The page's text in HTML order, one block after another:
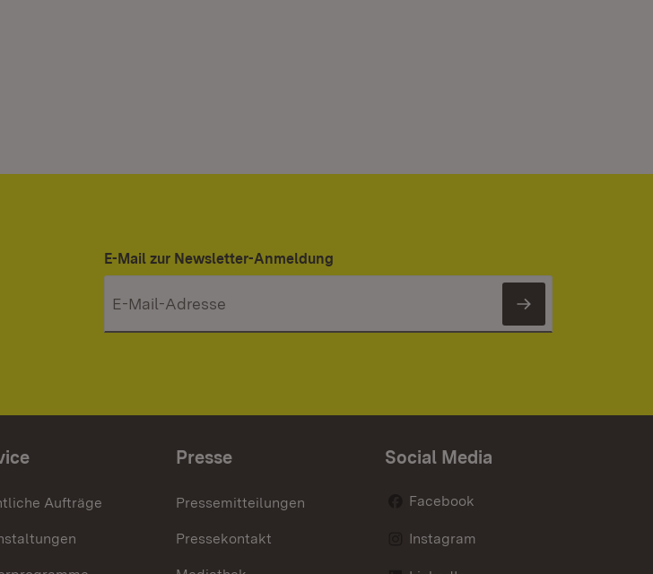
E-Mail zur Newsletter-Anmeldung
Newsletter
Aufträge
Presse
Pressemitteilungen
Pressekontakt
Social Media
Facebook
Instagram